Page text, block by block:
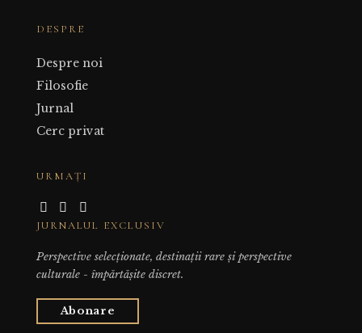
DESPRE
Despre noi
Filosofie
Jurnal
Cerc privat
URMAȚI
JURNALUL EXCLUSIV
Perspective selecționate, destinații rare și perspective
culturale - împărtășite discret.
Abonare